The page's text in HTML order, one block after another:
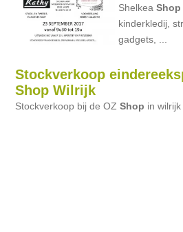
ShelkeaShop
kinderkledij,
gadgets, ...
Stockverkoop
Shop Wilrijk
Stockverkoop bij de OZShop in wilrijk